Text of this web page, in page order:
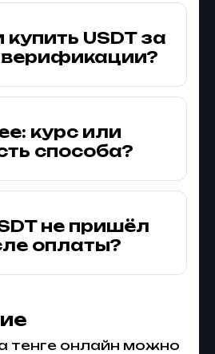
USDT за
верификации?
курс или
способа?
не пришёл
оплаты?
тенге онлайн можно